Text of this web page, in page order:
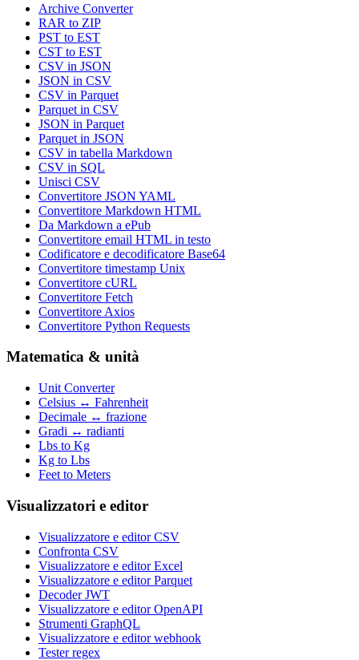
Archive Converter
RAR to ZIP
PST to EST
CST to EST
CSV in JSON
JSON in CSV
CSV in Parquet
Parquet in CSV
JSON in Parquet
Parquet in JSON
CSV in tabella Markdown
CSV in SQL
Unisci CSV
Convertitore JSON YAML
Convertitore Markdown HTML
Da Markdown a ePub
Convertitore email HTML in testo
Codificatore e decodificatore Base64
Convertitore timestamp Unix
Convertitore cURL
Convertitore Fetch
Convertitore Axios
Convertitore Python Requests
Matematica & unità
Unit Converter
Celsius ↔ Fahrenheit
Decimale ↔ frazione
Gradi ↔ radianti
Lbs to Kg
Kg to Lbs
Feet to Meters
Visualizzatori e editor
Visualizzatore e editor CSV
Confronta CSV
Visualizzatore e editor Excel
Visualizzatore e editor Parquet
Decoder JWT
Visualizzatore e editor OpenAPI
Strumenti GraphQL
Visualizzatore e editor webhook
Tester regex